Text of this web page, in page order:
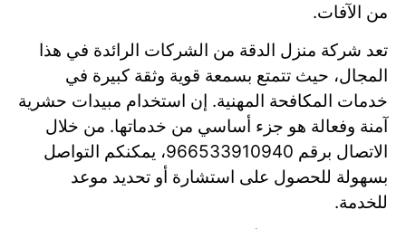
من الآفات.
تعد شركة منزل الدقة من الشركات الرائدة في هذا
المجال، حيث تتمتع بسمعة قوية وثقة كبيرة في
خدمات المكافحة المهنية. إن استخدام مبيدات حشرية
آمنة وفعالة هو جزء أساسي من خدماتها. من خلال
الاتصال برقم 966533910940، يمكنكم التواصل
بسهولة للحصول على استشارة أو تحديد موعد
للخدمة.